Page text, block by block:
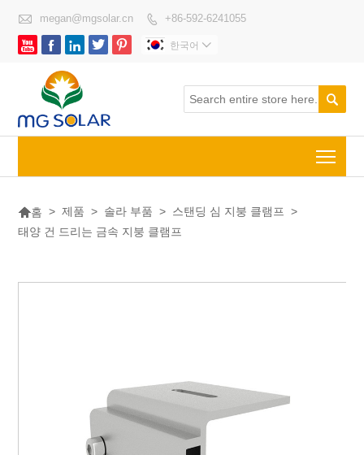
 megan@mgsolar.cn  +86-592-6241055
     한국어 

홈 > 제품 > 솔라 부품 > 스탠딩 심 지붕 클램프
>
태양 건 드리는 금속 지붕 클램프